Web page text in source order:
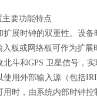
要功能特点
时钟的双重性。设备
板或网络板可作为扩展
和GPS 卫星信号，实
使用外部输入源（包括
时，由系统内部时钟